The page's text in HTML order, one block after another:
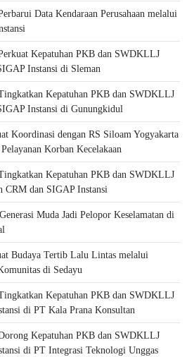
Data Kendaraan Perusahaan melalui
Kepatuhan PKB dan SWDKLLJ
Instansi di Sleman
Kepatuhan PKB dan SWDKLLJ
Instansi di Gunungkidul
Koordinasi dengan RS Siloam Yogyakarta
Korban Kecelakaan
Kepatuhan PKB dan SWDKLLJ
CRM dan SIGAP Instansi
Muda Jadi Pelopor Keselamatan di
Budaya Tertib Lalu Lintas melalui
di Sedayu
Kepatuhan PKB dan SWDKLLJ
di PT Kala Prana Konsultan
Kepatuhan PKB dan SWDKLLJ
di PT Integrasi Teknologi Unggas